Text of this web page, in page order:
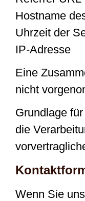
Hostname
Uhrzeit der
IP-Adresse
Eine
nicht
Grundlage
die
Wenn Sie